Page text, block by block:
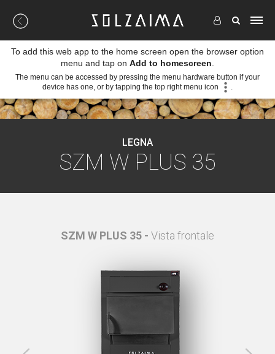
LEGNA
SZM W PLUS 35
SZM W PLUS 35 -Vista frontale
To add this web app to the home screen open the browser option
menu and tap on Add to homescreen
The menu can be accessed by pressing the menu hardware button if your
device has one, or by tapping the top right menu icon
.